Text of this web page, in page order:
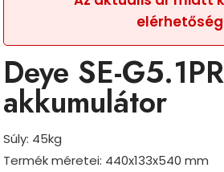
Deye SE-
akkumulátor
Súly: 45kg
Termék méretei: 440x133x540 mm